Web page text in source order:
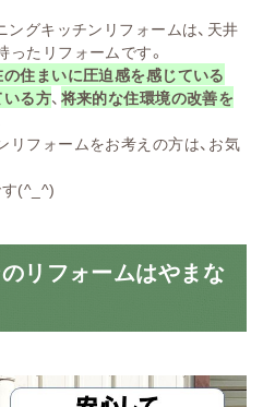
グキッチンリフォームは、天井
たリフォームです。
住まいに圧迫感を感じている
いる方、 将来的な住環境の改善を
フォームをお考えの方は、お気
(^_^)
リフォームはやまな